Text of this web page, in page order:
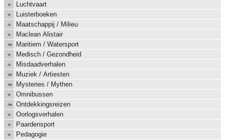
Luchtvaart
Luisterboeken
Maatschappij / Milieu
Maclean Alistair
Maritiem / Watersport
Medisch / Gezondheid
Misdaadverhalen
Muziek / Artiesten
Mysteries / Mythen
Omnibussen
Ontdekkingsreizen
Oorlogsverhalen
Paardensport
Pedagogie